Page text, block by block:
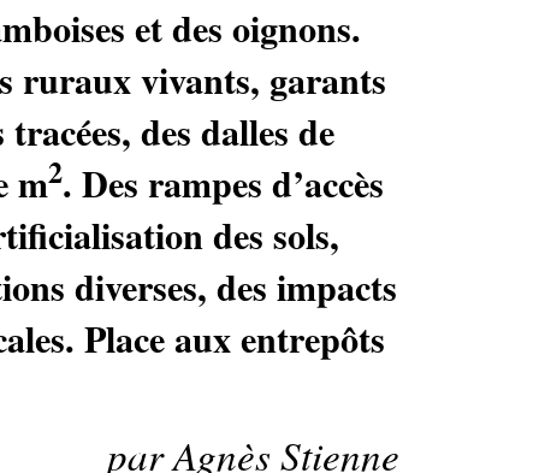
et des oignons.
ruraux vivants, garants
des dalles de
m2. Des rampes d’accès
des sols,
diverses, des impacts
Place aux entrepôts
par Agnès Stienne